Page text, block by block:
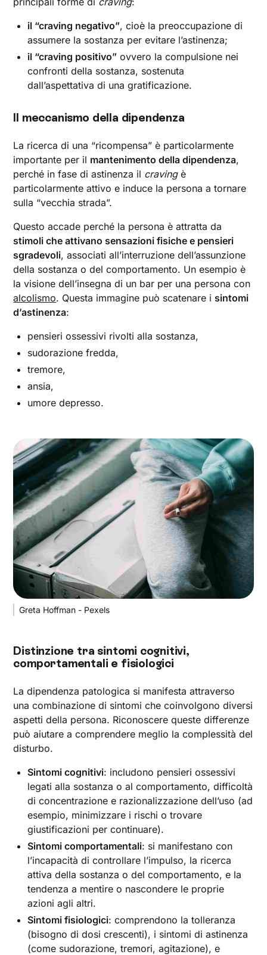
il “craving negativo”, cioè la preoccupazione di
assumere la sostanza per evitare l’astinenza;
il “craving positivo” ovvero la compulsione nei
confronti della sostanza, sostenuta
dall’aspettativa di una gratificazione.
Il meccanismo della dipendenza
La ricerca di una “ricompensa” è particolarmente
importante per il mantenimento della dipendenza,
perché in fase di astinenza il cravingè
particolarmente attivo e induce la persona a tornare
sulla “vecchia strada”.
Questo accade perché la persona è attratta da
stimoli che attivano sensazioni fisiche e pensieri
sgradevoli, associati all’interruzione dell’assunzione
della sostanza o del comportamento. Un esempio è
la visione dell’insegna di un bar per una persona con
alcolismo. Questa immagine può scatenare i sintomi
d’astinenza:
pensieri ossessivi rivolti alla sostanza,
sudorazione fredda,
tremore,
ansia,
umore depresso.
Greta Hoffman - Pexels
Distinzione tra sintomi cognitivi,
comportamentali e fisiologici
La dipendenza patologica si manifesta attraverso
una combinazione di sintomi che coinvolgono diversi
aspetti della persona. Riconoscere queste differenze
può aiutare a comprendere meglio la complessità del
disturbo.
Sintomi cognitivi: includono pensieri ossessivi
legati alla sostanza o al comportamento, difficoltà
di concentrazione e razionalizzazione dell’uso (ad
esempio, minimizzare i rischi o trovare
giustificazioni per continuare).
Sintomi comportamentali: si manifestano con
l’incapacità di controllare l’impulso, la ricerca
attiva della sostanza o del comportamento, e la
tendenza a mentire o nascondere le proprie
azioni agli altri.
Sintomi fisiologici: comprendono la tolleranza
(bisogno di dosi crescenti), i sintomi di astinenza
(come sudorazione, tremori, agitazione), e